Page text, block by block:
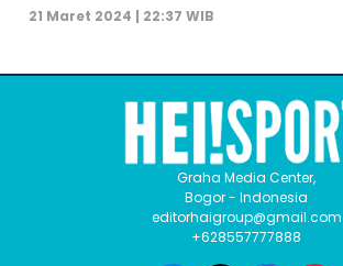
21 Maret 2024 | 22:37 WIB
Graha Media Center,
Bogor - Indonesia
editorhaigroup@gmail.com
+628557777888